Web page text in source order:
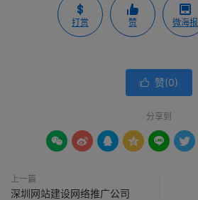
打赏 赞 微海报
 赞(0)
分享到
     
上一篇
深圳网站建设网络推广公司